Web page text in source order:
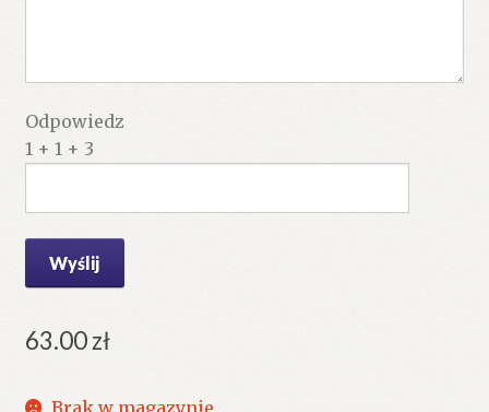
Odpowiedz
1 + 1 + 3
63.00zł
Brak w magazynie